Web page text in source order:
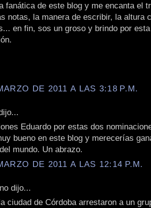
fanática de este blog y me encanta el
notas, la manera de escribir, la altura
en fin, sos un groso y brindo por
DE 2011 A LAS 3:18 P.M.
Eduardo por estas dos
bueno en este blog y merecerías
mundo. Un abrazo.
DE 2011 A LAS 12:14 P.M.
dijo...
ciudad de Córdoba arrestaron a un